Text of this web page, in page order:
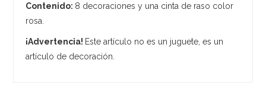
Contenido: 8 decoraciones y una cinta de raso color
rosa.
¡Advertencia! Este artículo no es un juguete, es un
artículo de decoración.